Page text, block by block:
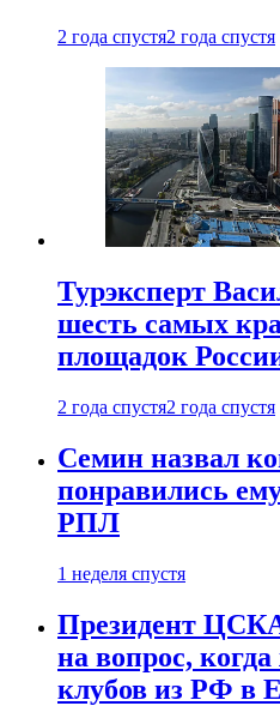
2 года спустя2 года спустя
Турэксперт
шесть самых
площадок
2 года спустя2 года спустя
Семин назвал
понравились
РПЛ
1 неделя спустя
Президент
на вопрос,
клубов из РФ в